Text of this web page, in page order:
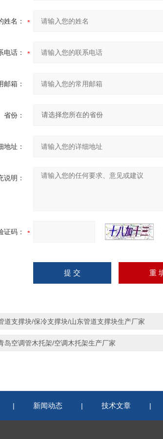
姓名：
电话：
邮箱：
省份：
地址：
说明：
证码：
道支撑块/保冷支撑块/山东管道支撑块生产厂家
岛空调管木托架/空调木托架生产厂家
| 新闻动态 | 技术文章 |